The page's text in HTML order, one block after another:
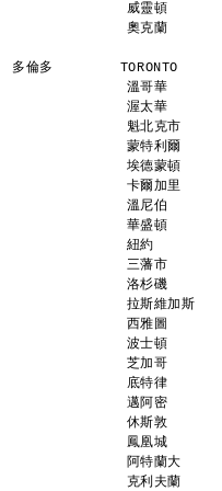
威靈頓
奧克蘭
多倫多        TORONTO
溫哥華
渥太華
魁北克市
蒙特利爾
埃德蒙頓
卡爾加里
溫尼伯
華盛頓
紐約
三藩市
洛杉磯
拉斯維加
西雅圖
波士頓
芝加哥
底特律
邁阿密
休斯敦
鳳凰城
阿特蘭大
克利夫蘭